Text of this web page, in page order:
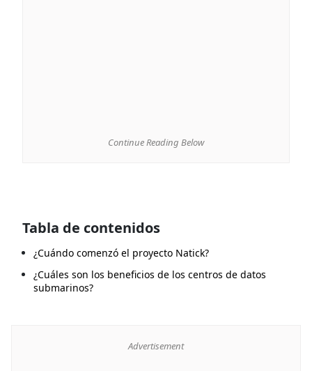
Continue Reading Below
Tabla de contenidos
¿Cuándo comenzó el proyecto Natick?
¿Cuáles son los beneficios de los centros de datos
submarinos?
Advertisement